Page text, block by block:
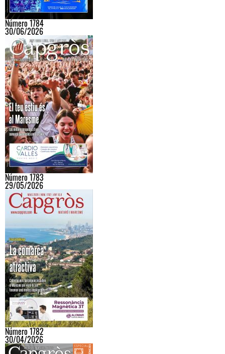
Número 1784
30/06/2026
Número 1783
29/05/2026
Número 1782
30/04/2026